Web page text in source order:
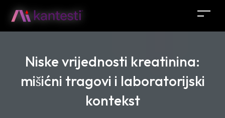
Niske vrijednosti kreatinina:
mišićni tragovi i laboratorijski
kontekst